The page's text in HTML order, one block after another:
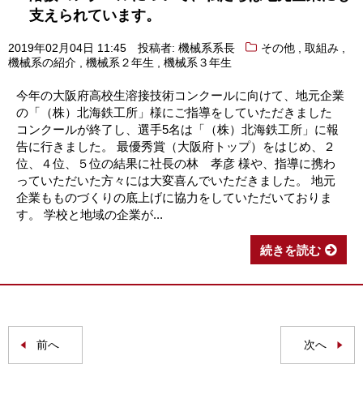
支えられています。
2019年02月04日 11:45 投稿者: 機械系系長 その他 ,取組み
機械系の紹介
機械系２年生 機械系３年生
今年の大阪府高校生溶接技術コンクールに向けて、地元企業
の「（株）北海鉄工所」様にご指導をしていただきました
コンクールが終了し、選手5名は「（株）北海鉄工所」に報
告に行きました。 最優秀賞（大阪府トップ）をはじめ、２
位、４位、５位の結果に社長の林 孝彦 様や、指導に携わ
っていただいた方々には大変喜んでいただきました。 地元
企業もものづくりの底上げに協力をしていただいておりま
す。 学校と地域の企業が...
続きを読む
前へ 次へ